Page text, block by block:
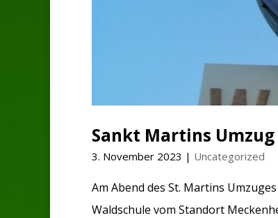
Sankt Martins
3. November 2023 | Uncategorized
Am Abend des St. Martins
Waldschule vom Standort